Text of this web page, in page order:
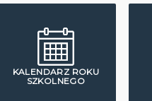
KALENDARZ ROKU
SZKOLNEGO